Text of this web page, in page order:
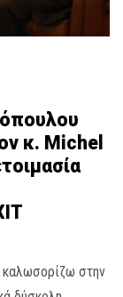
κ. Μichel
στην